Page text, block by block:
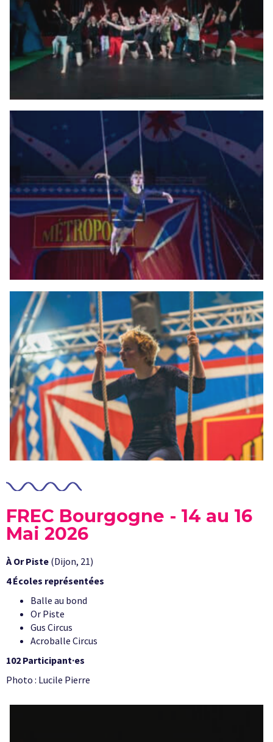
FREC Bourgogne - 14 au 16
Mai 2026
À Or Piste (Dijon, 21)
4 Écoles représentées
Balle au bond
Or Piste
Gus Circus
Acroballe Circus
102 Participant·es
Photo : Lucile Pierre